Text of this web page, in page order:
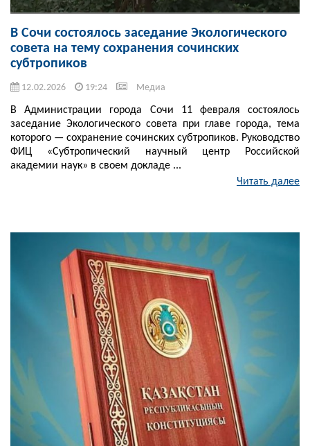
В Сочи состоялось заседание Экологического
совета на тему сохранения сочинских
субтропиков
12.02.2026 19:24 Медиа
В Администрации города Сочи 11 февраля состоялось
заседание Экологического совета при главе города, тема
которого — сохранение сочинских субтропиков. Руководство
ФИЦ «Субтропический научный центр Российской
академии наук» в своем докладе ...
Читать далее